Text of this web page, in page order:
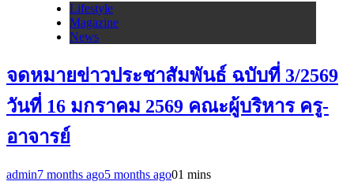
Lifestyle
Magazine
News
จดหมายข่าวประชาสัมพันธ์ ฉบับที่ 3/2569
วันที่ 16 มกราคม 2569 คณะผู้บริหาร ครู-
อาจารย์
admin7 months ago5 months ago01 mins